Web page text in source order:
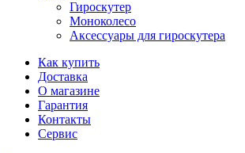
Гироскутер
Моноколесо
Аксессуары для гироскутера
Как купить
Доставка
О магазине
Гарантия
Контакты
Сервис